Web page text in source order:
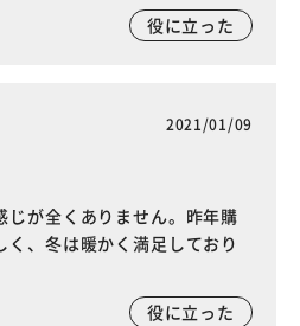
役に立った
2021/01/09
じが全くありません。昨年購
く、冬は暖かく満足しており
役に立った